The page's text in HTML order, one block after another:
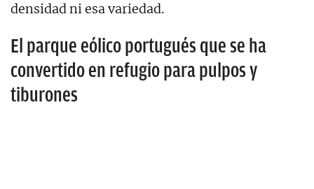
densidad ni esa variedad.
El parque eólico portugués que se ha
convertido en refugio para pulpos y
tiburones